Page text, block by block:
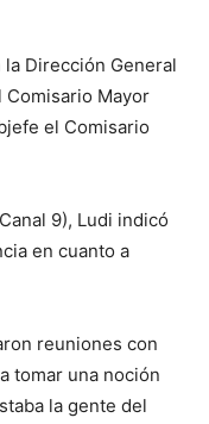
Dirección General
Mayor
el Comisario
9), Ludi indicó
en cuanto a
reuniones con
tomar una noción
la gente del